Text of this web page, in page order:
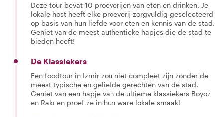
Deze tour bevat 10 proeverijen van eten en drinken. Je
lokale host heeft elke proeverij zorgvuldig geselecteerd
op basis van hun liefde voor eten en kennis van de stad.
Geniet van de meest authentieke hapjes die de stad te
bieden heeft!
De Klassiekers
Een foodtour in Izmir zou niet compleet zijn zonder de
meest typische en geliefde gerechten van de stad.
Geniet van een hapje van de ultieme klassiekers Boyoz
en Rakı en proef ze in hun ware lokale smaak!